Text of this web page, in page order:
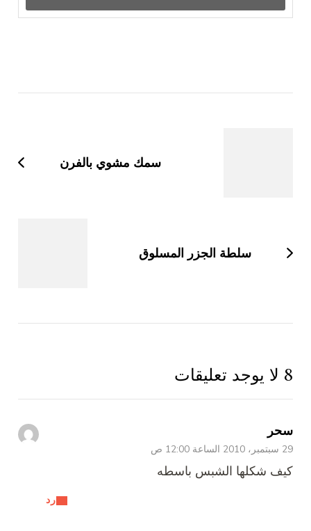
سمك مشوي بالفرن
سلطة الجزر المسلوق
شكلها الشبس باسطه